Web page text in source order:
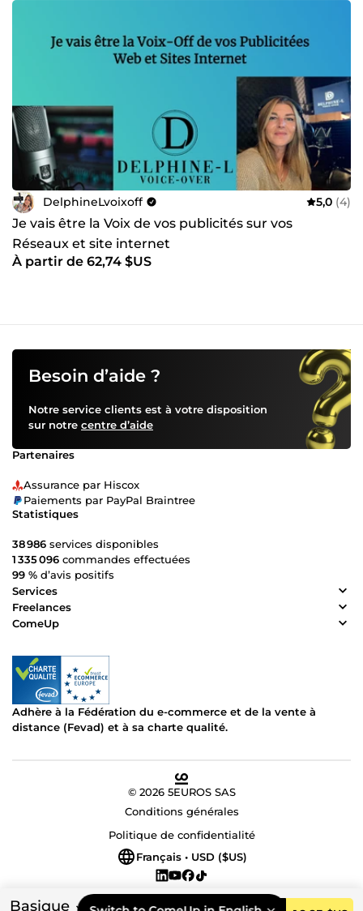
Basique
DelphineLvoixoff 5,0 (4)
Je vais être la Voix de vos publicités sur vos
Réseaux et site internet
À partir de 62,74 $US
Besoin d’aide ?
Notre service clients est à votre disposition
sur notre centre d’aide
Partenaires
Assurance par Hiscox
Paiements par PayPal Braintree
Statistiques
38 986 services disponibles
1 335 096 commandes effectuées
99 % d’avis positifs
Services
Freelances
ComeUp
Adhère à la Fédération du e-commerce et de la vente à
distance (Fevad) et à sa charte qualité.
© 2026 5EUROS SAS
Conditions générales
Politique de confidentialité
Français • USD ($US)